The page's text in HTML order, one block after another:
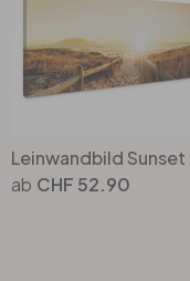
CHF 52.90